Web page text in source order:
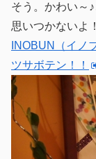
そう。かわい～
思いつかないよ！
INOBUN（イノ
ツサボテン！！